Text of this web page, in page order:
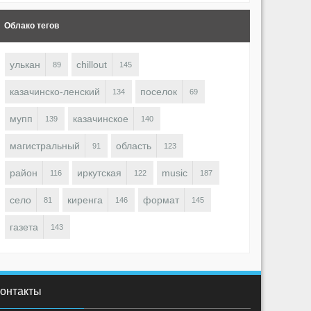
Облако тегов
улькан 89 chillout 145
казачинско-ленский 134 поселок 69
мупп 139 казачинское 140
магистральный 91 область 123
район 116 иркутская 122 music 187
село 81 киренга 146 формат 145
газета 143